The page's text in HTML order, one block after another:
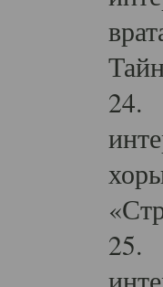
24.
25.